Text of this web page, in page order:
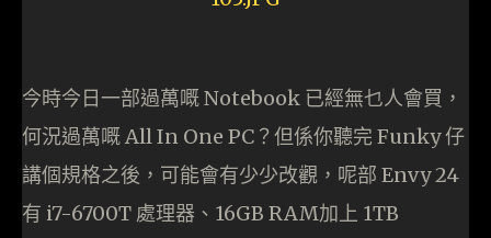
今時今日一部過萬嘅 Notebook 已經無乜人會買，
何況過萬嘅 All In One PC？但係你聽完 Funky 仔
講個規格之後，可能會有少少改觀，呢部 Envy 24
有 i7-6700T 處理器、16GB RAM加上 1TB